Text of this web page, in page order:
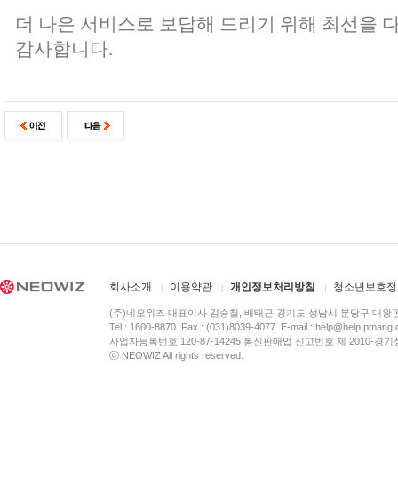
더 나은 서비스로 보답해 드리기 위해 최선을
감사합니다.
회사소개 이용약관 개인정보처리방침 청소년보호
(주)네오위즈 대표이사 김승철, 배태근 경기도 성남시 분당구 대왕
Tel : 1600-8870 Fax : (031)8039-4077 E-mail :
사업자등록번호 120-87-14245 통신판매업 신고번호 제 2010-경
ⓒ NEOWIZ All rights reserved.